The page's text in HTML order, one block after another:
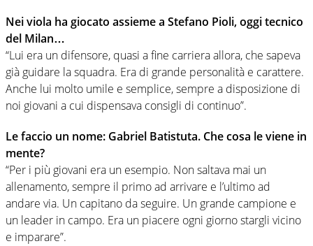
Nei viola ha giocato assieme a Stefano Pioli, oggi tecnico
del Milan…
“Lui era un difensore, quasi a fine carriera allora, che sapeva
già guidare la squadra. Era di grande personalità e carattere.
Anche lui molto umile e semplice, sempre a disposizione di
noi giovani a cui dispensava consigli di continuo”.
Le faccio un nome: Gabriel Batistuta. Che cosa le viene in
mente?
“Per i più giovani era un esempio. Non saltava mai un
allenamento, sempre il primo ad arrivare e l’ultimo ad
andare via. Un capitano da seguire. Un grande campione e
un leader in campo. Era un piacere ogni giorno stargli vicino
e imparare”.